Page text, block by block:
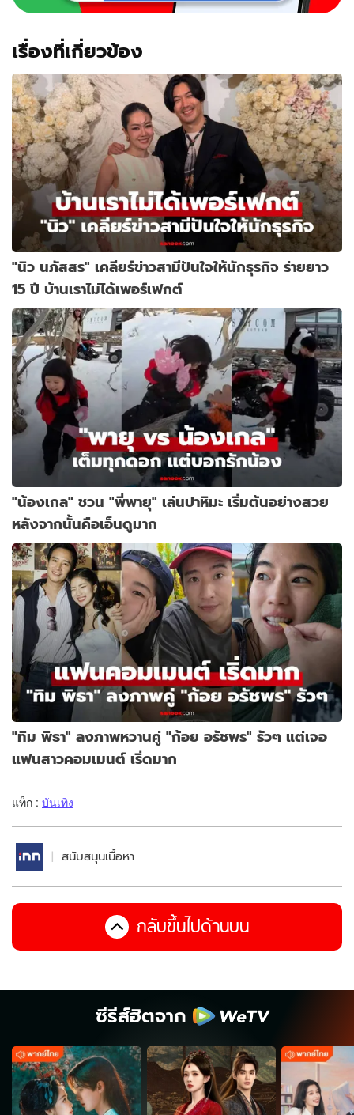
เรื่องที่เกี่ยวข้อง
"นิว นภัสสร" เคลียร์ข่าวสามีปันใจให้นักธุรกิจ ร่ายยาว
15 ปี บ้านเราไม่ได้เพอร์เฟกต์
"น้องเกล" ชวน "พี่พายุ" เล่นปาหิมะ เริ่มต้นอย่างสวย
หลังจากนั้นคือเอ็นดูมาก
"ทิม พิธา" ลงภาพหวานคู่ "ก้อย อรัชพร" รัวๆ แต่เจอ
แฟนสาวคอมเมนต์ เริ่ดมาก
แท็ก : บันเทิง
สนับสนุนเนื้อหา
กลับขึ้นไปด้านบน
ซีรีส์ฮิตจาก